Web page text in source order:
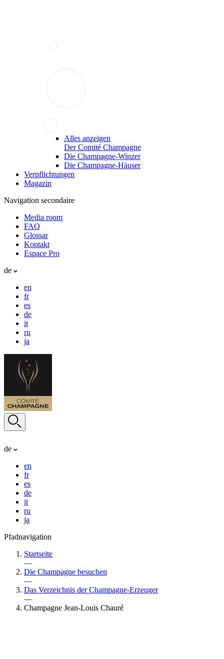
Alles anzeigen
Der Comité Champagne
Die Champagne-Winzer
Die Champagne-Häuser
Verpflichtungen
Magazin
Navigation secondaire
Media room
FAQ
Glossar
Kontakt
Espace Pro
de
en
fr
es
de
it
ru
ja
de
en
fr
es
de
it
ru
ja
Pfadnavigation
Startseite
—
Die Champagne besuchen
—
Das Verzeichnis der Champagne-Erzeuger
—
Champagne Jean-Louis Chauré